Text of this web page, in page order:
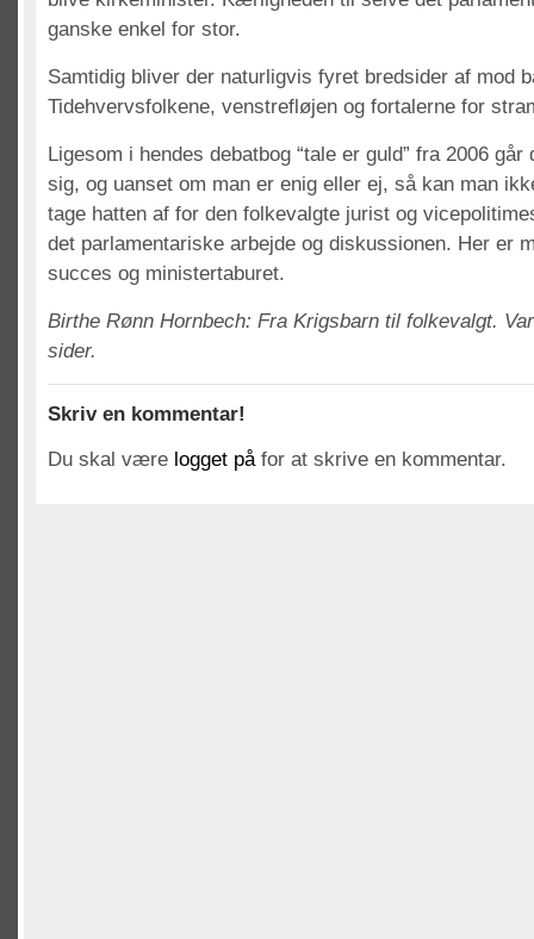
ganske enkel for stor.
Samtidig bliver der naturligvis fyret bredsider af mod
Tidehvervsfolkene, venstrefløjen og fortalerne for
Ligesom i hendes debatbog “tale er guld” fra 2006
sig, og uanset om man er enig eller ej, så kan man
tage hatten af for den folkevalgte jurist og
det parlamentariske arbejde og diskussionen. Her er
succes og ministertaburet.
Birthe Rønn Hornbech: Fra Krigsbarn til folkevalgt.
sider.
Skriv en kommentar!
Du skal være logget påfor at skrive en kommentar.